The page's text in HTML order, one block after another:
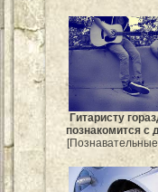
Гитаристу
познакомится с